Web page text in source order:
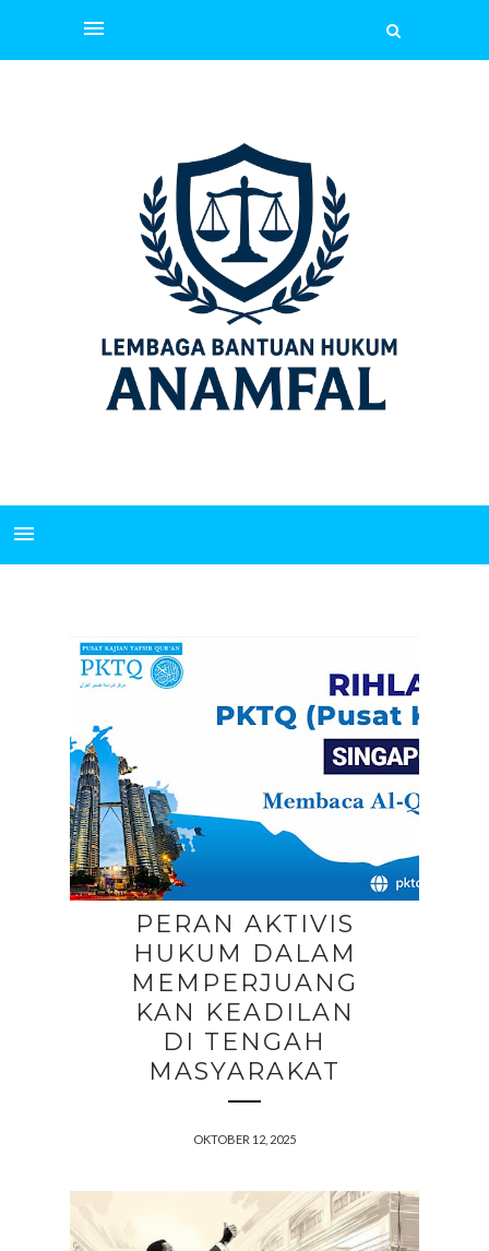
PERAN AKTIVIS
HUKUM DALAM
MEMPERJUANG
KAN KEADILAN
DI TENGAH
MASYARAKAT
OKTOBER 12, 2025